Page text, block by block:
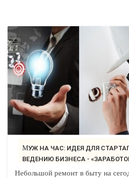
РЕМОНТ И СОВЕТЫ
ИНТЕРНЕТ И СВЯЗЬ
УЧЕБНИК CSS
МУЖ НА ЧАС: ИДЕЯ ДЛЯ СТАРТАПА И СОВЕТЫ ПО
ВЕДЕНИЮ БИЗНЕСА -
Небольшой ремонт в быту на